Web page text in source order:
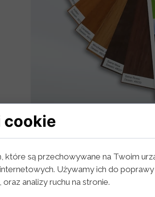
Schüco ThermoSlide:
cookie
które są przechowywane na Twoim
Używamy ich do poprawy
analizy ruchu na stronie.